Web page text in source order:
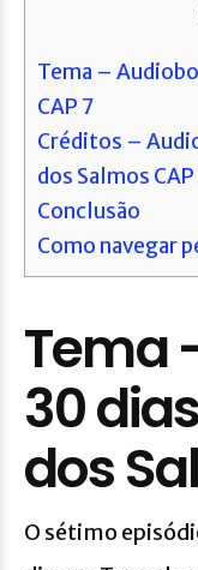
Tema –
CAP 7
Créditos –
dos Salmos CAP
Conclusão
Como navegar
Tema
30
dos
O sétimo